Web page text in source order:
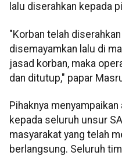
lalu diserahkan kepada
"Korban telah
disemayamkan lalu di
jasad korban, maka
dan ditutup," papar
Pihaknya
kepada seluruh unsur
masyarakat yang telah
berlangsung. Seluruh